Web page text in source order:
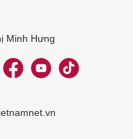
Minh Hưng